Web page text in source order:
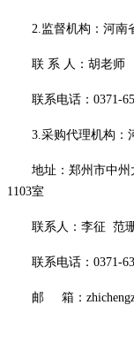
2.监督机构：河南
联 系 人：胡老师
联系电话： 0371-
3.采购代理机构：
地址：郑州市中
1103室
联系人：李征 范
联系电话： 0371-
邮 箱：